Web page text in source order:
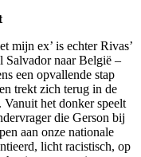
mijn ex’ is echter Rivas’
Salvador naar België –
een opvallende stap
trekt zich terug in de
het donker speelt
die Gerson bij
aan onze nationale
licht racistisch, op